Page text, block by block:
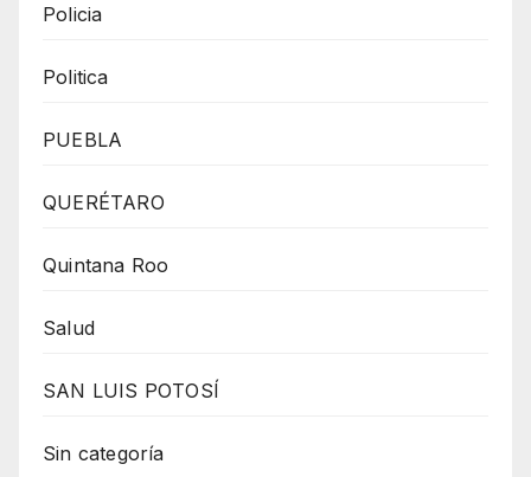
Policia
Politica
PUEBLA
QUERÉTARO
Quintana Roo
Salud
SAN LUIS POTOSÍ
Sin categoría